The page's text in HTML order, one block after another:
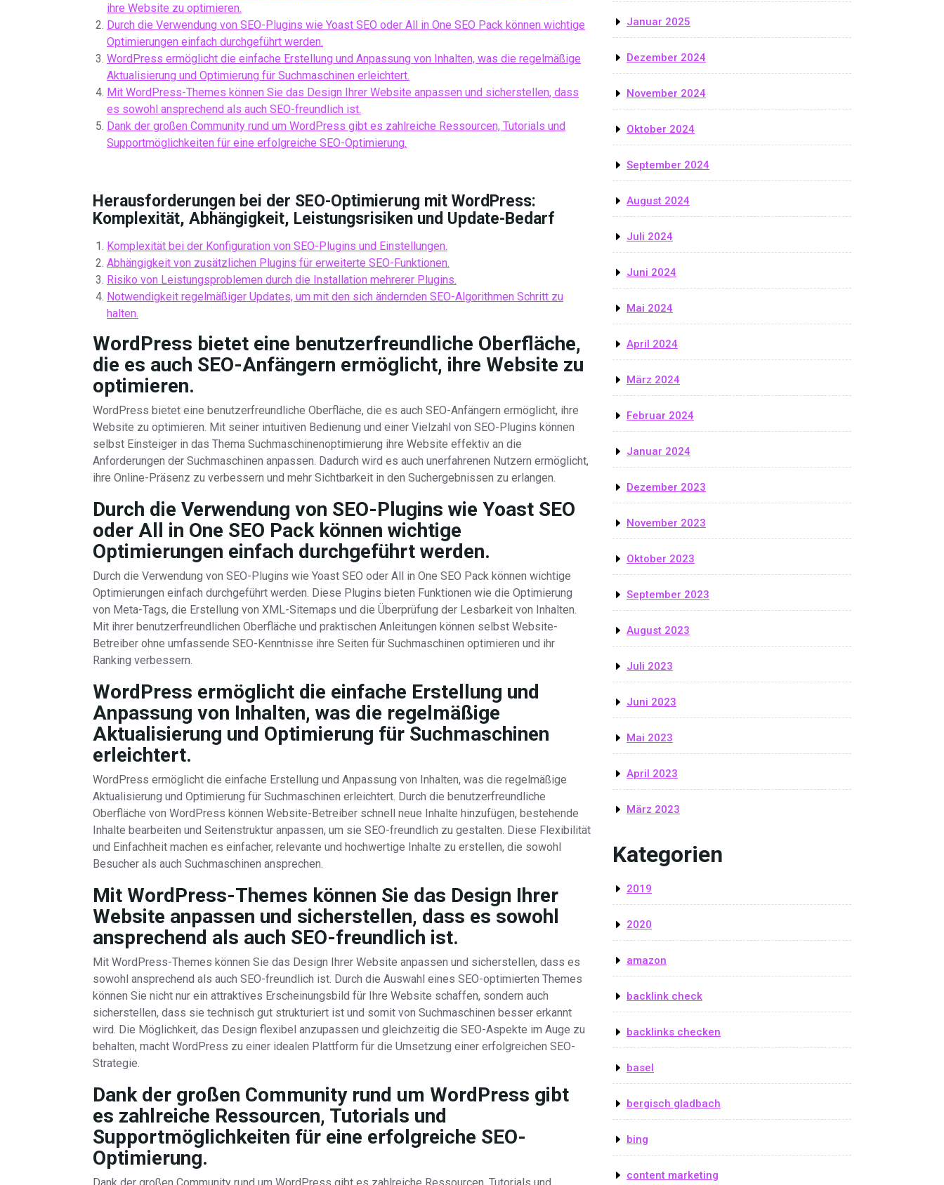
ihre Website zu optimieren.
Durch die Verwendung von SEO-Plugins wie Yoast SEO oder All in One SEO Pack können wichtige
Optimierungen einfach durchgeführt werden.
WordPress ermöglicht die einfache Erstellung und Anpassung von Inhalten, was die regelmäßige
Aktualisierung und Optimierung für Suchmaschinen erleichtert.
Mit WordPress-Themes können Sie das Design Ihrer Website anpassen und sicherstellen, dass
es sowohl ansprechend als auch SEO-freundlich ist.
Dank der großen Community rund um WordPress gibt es zahlreiche Ressourcen, Tutorials und
Supportmöglichkeiten für eine erfolgreiche SEO-Optimierung.
Herausforderungen bei der SEO-Optimierung mit WordPress:
Komplexität, Abhängigkeit, Leistungsrisiken und Update-Bedarf
Komplexität bei der Konfiguration von SEO-Plugins und Einstellungen.
Abhängigkeit von zusätzlichen Plugins für erweiterte SEO-Funktionen.
Risiko von Leistungsproblemen durch die Installation mehrerer Plugins.
Notwendigkeit regelmäßiger Updates, um mit den sich ändernden SEO-Algorithmen Schritt zu
halten.
WordPress bietet eine benutzerfreundliche Oberfläche,
die es auch SEO-Anfängern ermöglicht, ihre Website zu
optimieren.
WordPress bietet eine benutzerfreundliche Oberfläche, die es auch SEO-Anfängern ermöglicht, ihre
Website zu optimieren. Mit seiner intuitiven Bedienung und einer Vielzahl von SEO-Plugins können
selbst Einsteiger in das Thema Suchmaschinenoptimierung ihre Website effektiv an die
Anforderungen der Suchmaschinen anpassen. Dadurch wird es auch unerfahrenen Nutzern ermöglicht,
ihre Online-Präsenz zu verbessern und mehr Sichtbarkeit in den Suchergebnissen zu erlangen.
Durch die Verwendung von SEO-Plugins wie Yoast SEO
oder All in One SEO Pack können wichtige
Optimierungen einfach durchgeführt werden.
Durch die Verwendung von SEO-Plugins wie Yoast SEO oder All in One SEO Pack können wichtige
Optimierungen einfach durchgeführt werden. Diese Plugins bieten Funktionen wie die Optimierung
von Meta-Tags, die Erstellung von XML-Sitemaps und die Überprüfung der Lesbarkeit von Inhalten.
Mit ihrer benutzerfreundlichen Oberfläche und praktischen Anleitungen können selbst Website-
Betreiber ohne umfassende SEO-Kenntnisse ihre Seiten für Suchmaschinen optimieren und ihr
Ranking verbessern.
WordPress ermöglicht die einfache Erstellung und
Anpassung von Inhalten, was die regelmäßige
Aktualisierung und Optimierung für Suchmaschinen
erleichtert.
WordPress ermöglicht die einfache Erstellung und Anpassung von Inhalten, was die regelmäßige
Aktualisierung und Optimierung für Suchmaschinen erleichtert. Durch die benutzerfreundliche
Oberfläche von WordPress können Website-Betreiber schnell neue Inhalte hinzufügen, bestehende
Inhalte bearbeiten und Seitenstruktur anpassen, um sie SEO-freundlich zu gestalten. Diese Flexibilität
und Einfachheit machen es einfacher, relevante und hochwertige Inhalte zu erstellen, die sowohl
Besucher als auch Suchmaschinen ansprechen.
Mit WordPress-Themes können Sie das Design Ihrer
Website anpassen und sicherstellen, dass es sowohl
ansprechend als auch SEO-freundlich ist.
Mit WordPress-Themes können Sie das Design Ihrer Website anpassen und sicherstellen, dass es
sowohl ansprechend als auch SEO-freundlich ist. Durch die Auswahl eines SEO-optimierten Themes
können Sie nicht nur ein attraktives Erscheinungsbild für Ihre Website schaffen, sondern auch
sicherstellen, dass sie technisch gut strukturiert ist und somit von Suchmaschinen besser erkannt
wird. Die Möglichkeit, das Design flexibel anzupassen und gleichzeitig die SEO-Aspekte im Auge zu
behalten, macht WordPress zu einer idealen Plattform für die Umsetzung einer erfolgreichen SEO-
Strategie.
Dank der großen Community rund um WordPress gibt
es zahlreiche Ressourcen, Tutorials und
Supportmöglichkeiten für eine erfolgreiche SEO-
Optimierung.
Januar 2025
Dezember 2024
November 2024
Oktober 2024
September 2024
August 2024
Juli 2024
Juni 2024
Mai 2024
April 2024
März 2024
Februar 2024
Januar 2024
Dezember 2023
November 2023
Oktober 2023
September 2023
August 2023
Juli 2023
Juni 2023
Mai 2023
April 2023
März 2023
Kategorien
2019
2020
amazon
backlink check
backlinks checken
basel
bergisch gladbach
bing
content marketing